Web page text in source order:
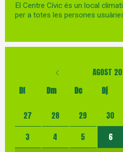
El Centre Cívic és un local
per a totes les persones
AGOST
Dl
Dm Dc Dj
No hi ha cap activitat aquest mes
27 28 29 30
3
4 5 6